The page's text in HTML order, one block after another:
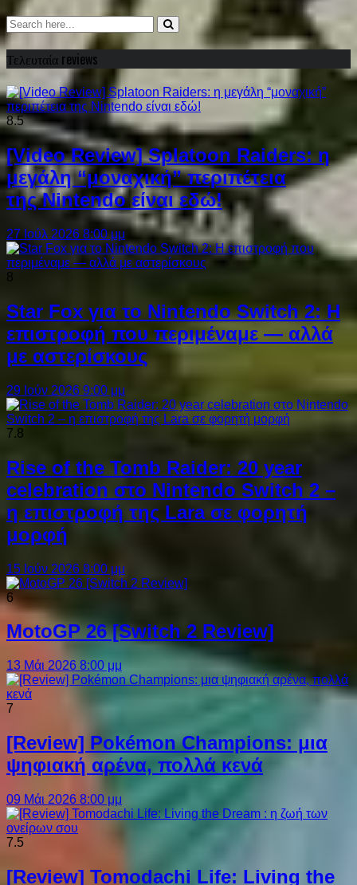
Τελευταία reviews
8.5
[Video Review] Splatoon Raiders: η
μεγάλη “μοναχική” περιπέτεια
της Nintendo είναι εδώ!
27 Ιούλ 2026 8:00 μμ
8
Star Fox για το Nintendo Switch 2: Η
επιστροφή που περιμέναμε — αλλά
με αστερίσκους
29 Ιούν 2026 9:00 μμ
7.8
Rise of the Tomb Raider: 20 year
celebration στο Nintendo Switch 2 –
η επιστροφή της Lara σε φορητή
μορφή
15 Ιούν 2026 8:00 μμ
6
MotoGP 26 [Switch 2 Review]
13 Μάι 2026 8:00 μμ
7
[Review] Pokémon Champions: μια
ψηφιακή αρένα, πολλά κενά
09 Μάι 2026 8:00 μμ
7.5
[Review] Tomodachi Life: Living the